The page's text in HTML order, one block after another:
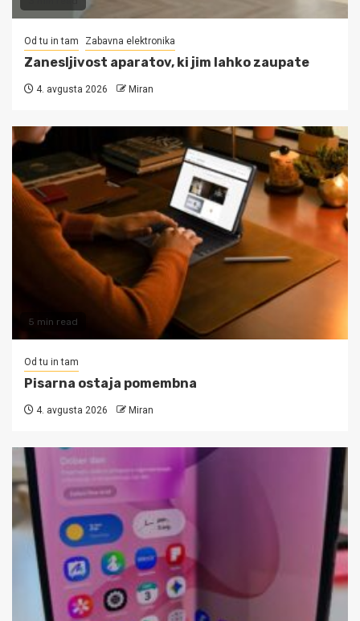
Od tu in tam Zabavna elektronika
Zanesljivost aparatov, ki jim lahko zaupate
4. avgusta 2026 Miran
5 min read
Od tu in tam
Pisarna ostaja pomembna
4. avgusta 2026 Miran